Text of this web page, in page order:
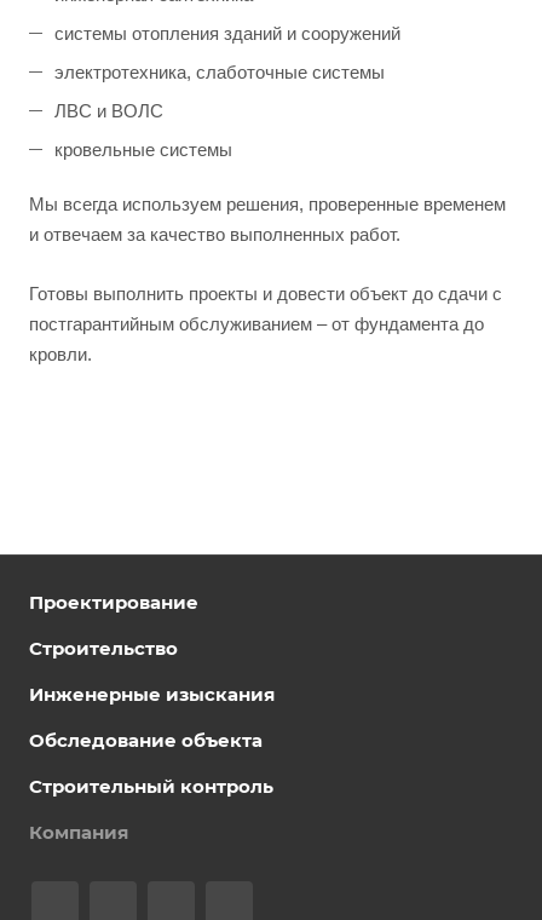
системы отопления зданий и сооружений
электротехника, слаботочные системы
ЛВС и ВОЛС
кровельные системы
Мы всегда используем решения, проверенные временем
и отвечаем за качество выполненных работ.
Готовы выполнить проекты и довести объект до сдачи с
постгарантийным обслуживанием – от фундамента до
кровли.
Проектирование
Строительство
Инженерные изыскания
Обследование объекта
Строительный контроль
Компания